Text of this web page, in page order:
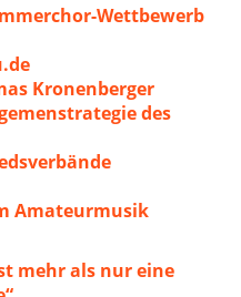
Wettbewerb
Kronenberger
des
Amateurmusik
mehr als nur eine